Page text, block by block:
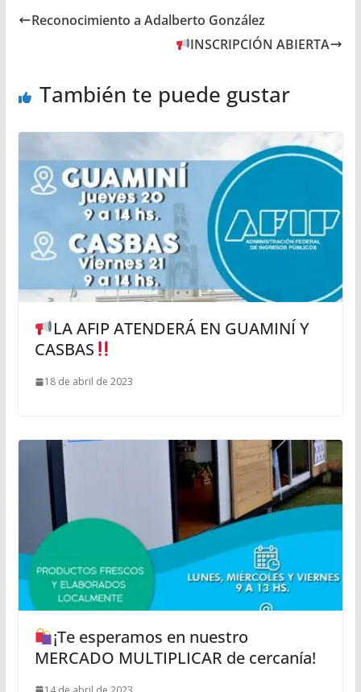
Reconocimiento a Adalberto González
INSCRIPCIÓN ABIERTA
También te puede gustar
LA AFIP ATENDERÁ EN GUAMINÍ Y
CASBAS
18 de abril de 2023
¡Te esperamos en nuestro
MERCADO MULTIPLICAR de cercanía!